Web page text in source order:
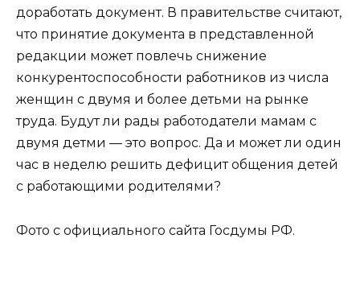
доработать документ. В правительстве считают,
что принятие документа в представленной
редакции может повлечь снижение
конкурентоспособности работников из числа
женщин с двумя и более детьми на рынке
труда. Будут ли рады работодатели мамам с
двумя детми — это вопрос. Да и может ли один
час в неделю решить дефицит общения детей
с работающими родителями?
Фото с официального сайта Госдумы РФ.